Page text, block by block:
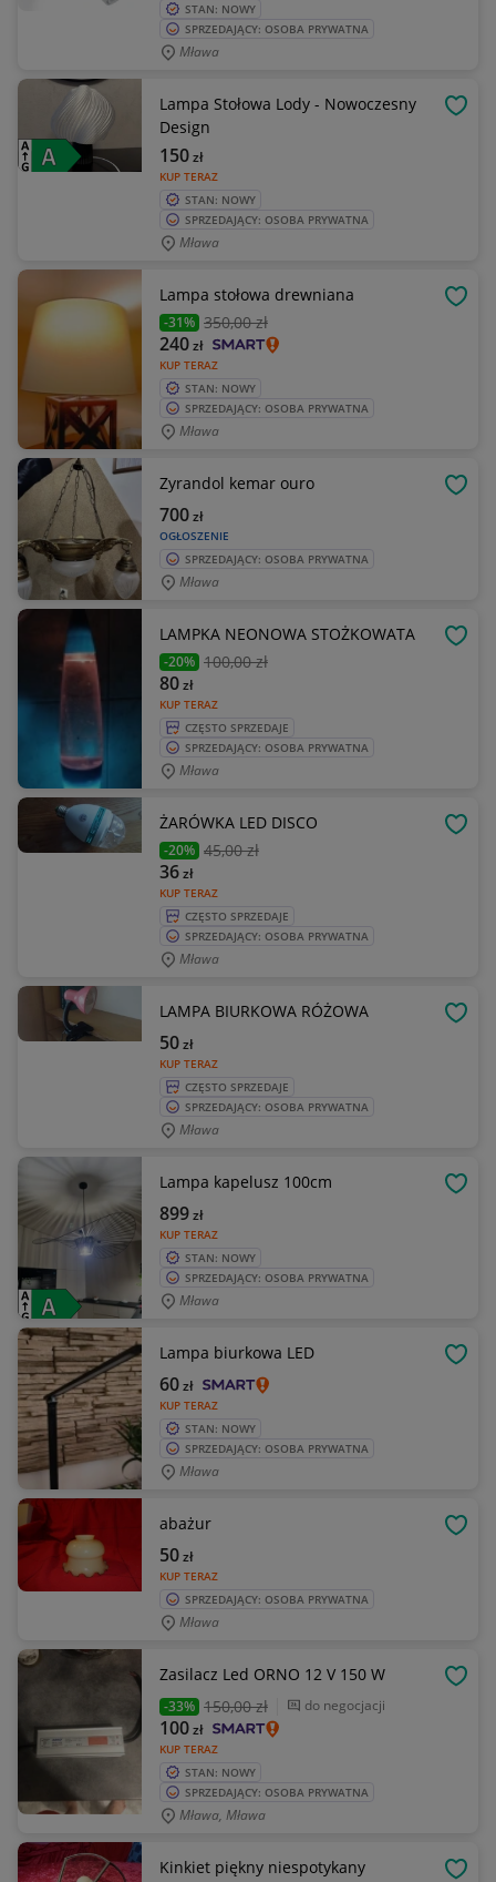
STAN: NOWY
SPRZEDAJĄCY: OSOBA PRYWATNA
Mława
Lampa Stołowa Lody - Nowoczesny
Design
KUP TERAZ
150zł
STAN: NOWY
SPRZEDAJĄCY: OSOBA PRYWATNA
Mława
Lampa stołowa drewniana
-31% 350,00 zł
KUP TERAZ
240zł
STAN: NOWY
SPRZEDAJĄCY: OSOBA PRYWATNA
Mława
Zyrandol kemar ouro
OGŁOSZENIE
700zł
SPRZEDAJĄCY: OSOBA PRYWATNA
Mława
LAMPKA NEONOWA STOŻKOWATA
-20% 100,00 zł
KUP TERAZ
80zł
CZĘSTO SPRZEDAJE
SPRZEDAJĄCY: OSOBA PRYWATNA
Mława
ŻARÓWKA LED DISCO
-20% 45,00 zł
KUP TERAZ
36zł
CZĘSTO SPRZEDAJE
SPRZEDAJĄCY: OSOBA PRYWATNA
Mława
LAMPA BIURKOWA RÓŻOWA
KUP TERAZ
50zł
CZĘSTO SPRZEDAJE
SPRZEDAJĄCY: OSOBA PRYWATNA
Mława
Lampa kapelusz 100cm
KUP TERAZ
899zł
STAN: NOWY
SPRZEDAJĄCY: OSOBA PRYWATNA
Mława
Lampa biurkowa LED
KUP TERAZ
60zł
STAN: NOWY
SPRZEDAJĄCY: OSOBA PRYWATNA
Mława
abażur
KUP TERAZ
50zł
SPRZEDAJĄCY: OSOBA PRYWATNA
Mława
Zasilacz Led ORNO 12 V 150 W
-33% 150,00 zł do negocjacji
KUP TERAZ
100zł
STAN: NOWY
SPRZEDAJĄCY: OSOBA PRYWATNA
Mława, Mława
Kinkiet piękny niespotykany